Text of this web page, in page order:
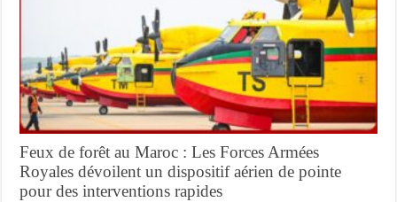
Feux de forêt au Maroc : Les Forces Armées
Royales dévoilent un dispositif aérien de pointe
pour des interventions rapides